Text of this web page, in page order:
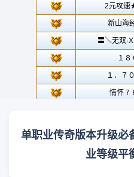
单职业传奇版本升级必
业等级平